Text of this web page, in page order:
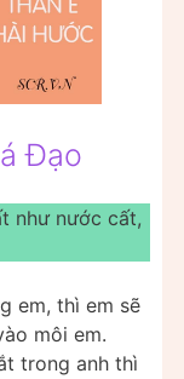
Đạo
như nước cất,
em, thì em sẽ
môi em.
trong anh thì